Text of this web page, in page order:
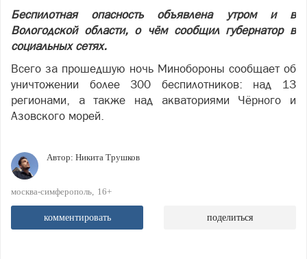
Беспилотная опасность объявлена утром и в
Вологодской области, о чём сообщил губернатор в
социальных сетях.
Всего за прошедшую ночь Минобороны сообщает об
уничтожении более 300 беспилотников: над 13
регионами, а также над акваториями Чёрного и
Азовского морей.
Автор: Никита Трушков
москва-симферополь 16+
комментировать поделиться